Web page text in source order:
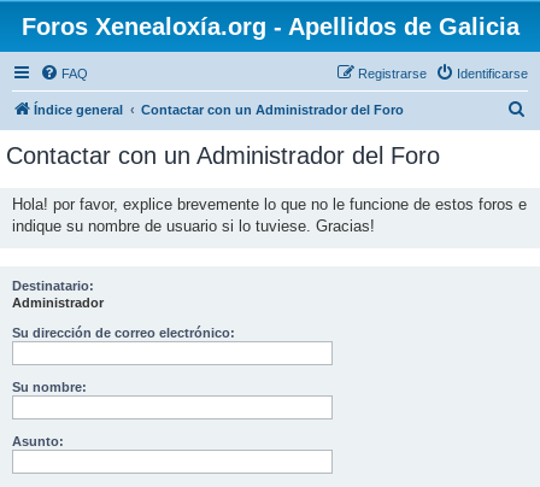
Foros Xenealoxía.org - Apellidos de Galicia
FAQ Identificarse
Registrarse
Índice general Contactar con un Administrador del Foro
Contactar con un Administrador del Foro
Hola! por favor, explice brevemente lo que no le funcione de estos foros e
indique su nombre de usuario si lo tuviese. Gracias!
Destinatario:
Administrador
Su dirección de correo electrónico:
Su nombre:
Asunto: